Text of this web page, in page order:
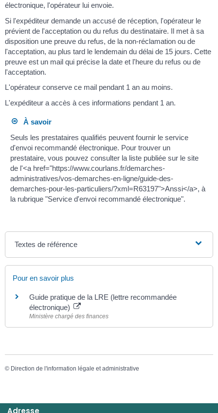
électronique, l'opérateur lui envoie.
Si l'expéditeur demande un accusé de réception, l'opérateur le
prévient de l'acceptation ou du refus du destinataire. Il met à sa
disposition une preuve du refus, de la non-réclamation ou de
l'acceptation, au plus tard le lendemain du délai de 15 jours. Cette
preuve est un mail qui précise la date et l'heure du refus ou de
l'acceptation.
L'opérateur conserve ce mail pendant 1 an au moins.
L'expéditeur a accès à ces informations pendant 1 an.
À savoir
Seuls les prestataires qualifiés peuvent fournir le service
d'envoi recommandé électronique. Pour trouver un
prestataire, vous pouvez consulter la liste publiée sur le site
de l'<a href="https://www.courlans.fr/demarches-
administratives/vos-demarches-en-ligne/guide-des-
demarches-pour-les-particuliers/?xml=R63197">Anssi</a>, à
la rubrique "Service d'envoi recommandé électronique".
Textes de référence
Pour en savoir plus
Guide pratique de la LRE (lettre recommandée
électronique)
Ministère chargé des finances
© Direction de l'information légale et administrative
Adresse